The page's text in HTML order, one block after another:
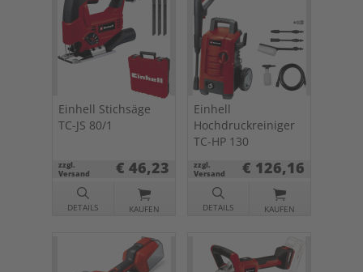
Einhell Stichsäge
TC-JS 80/1
zzgl.
Versand
€ 46,23
DETAILS KAUFEN
Einhell
Hochdruckreiniger
TC-HP 130
zzgl.
Versand
€ 126,16
DETAILS KAUFEN